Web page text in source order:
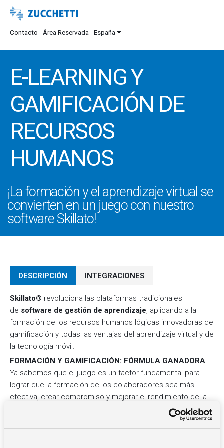
Contacto Área Reservada España
E-LEARNING Y
GAMIFICACIÓN DE
RECURSOS
HUMANOS
¡La formación y el aprendizaje virtual se
convierten en un juego con nuestro
software Skillato!
DESCRIPCIÓN INTEGRACIONES
Skillato® revoluciona las plataformas tradicionales
de software de gestión de aprendizaje, aplicando a la
formación de los recursos humanos lógicas innovadoras de
gamificación y todas las ventajas del aprendizaje virtual y de
la tecnología móvil.
FORMACIÓN Y GAMIFICACIÓN: FÓRMULA GANADORA
Ya sabemos que el juego es un factor fundamental para
lograr que la formación de los colaboradores sea más
efectiva, crear compromiso y mejorar el rendimiento de la
El reconocimiento y las recompensas, los desafíos